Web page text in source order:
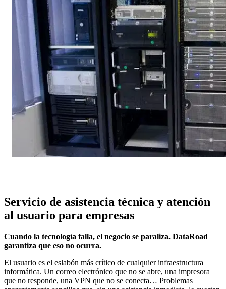
Servicio de asistencia técnica y atención
al usuario para empresas
Cuando la tecnología falla, el negocio se paraliza. DataRoad
garantiza que eso no ocurra.
El usuario es el eslabón más crítico de cualquier infraestructura
informática. Un correo electrónico que no se abre, una impresora
que no responde, una VPN que no se conecta… Problemas